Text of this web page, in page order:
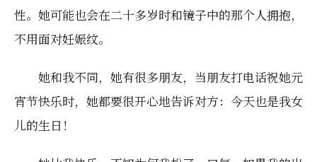
性。她可能也会在二十多岁时和镜子中的那个人拥抱，
不用面对妊娠纹。
她和我不同，她有很多朋友，当朋友打电话祝她元
宵节快乐时，她都要很开心地告诉对方：今天也是我女
儿的生日！